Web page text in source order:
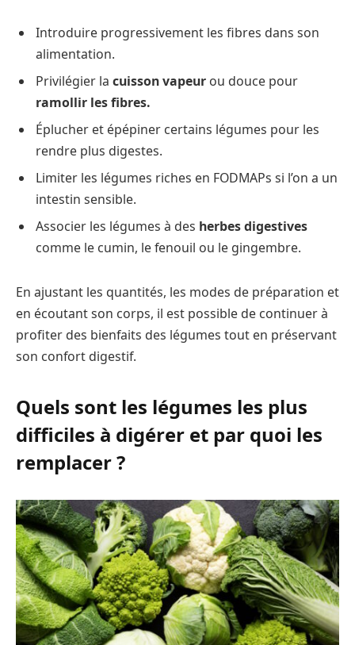
Introduire progressivement les fibres dans son
alimentation.
Privilégier la cuisson vapeur ou douce pour
ramollir les fibres.
Éplucher et épépiner certains légumes pour les
rendre plus digestes.
Limiter les légumes riches en FODMAPs si l’on a un
intestin sensible.
Associer les légumes à des herbes digestives
comme le cumin, le fenouil ou le gingembre.
En ajustant les quantités, les modes de préparation et
en écoutant son corps, il est possible de continuer à
profiter des bienfaits des légumes tout en préservant
son confort digestif.
Quels sont les légumes les plus
difficiles à digérer et par quoi les
remplacer ?